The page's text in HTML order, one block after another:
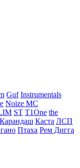
Guf Instrumentals
Noize MC
ST T1One the
Карандаш Каста ЛСП
Птаха Рем Дигга